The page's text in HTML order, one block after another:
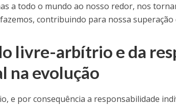
a todo o mundo ao nosso redor, nos
contribuindo para nossa
livre-arbítrio e da
na evolução
e por consequência a responsabilidade